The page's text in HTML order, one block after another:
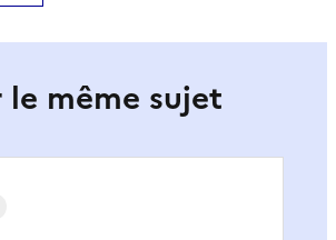
le même sujet